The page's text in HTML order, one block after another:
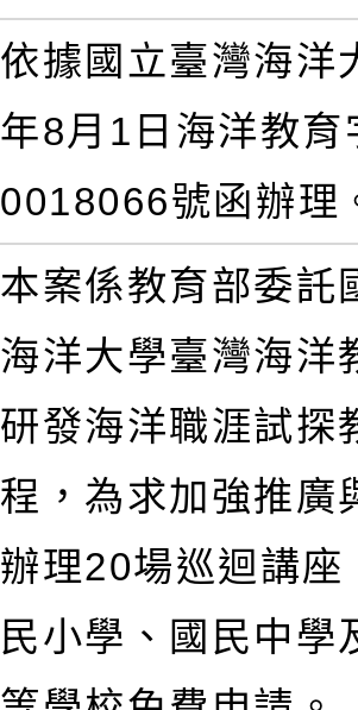
依據國立臺灣海洋
年8月1日海洋教
0018066號函辦理
本案係教育部委託
海洋大學臺灣海洋
研發海洋職涯試探
程，為求加強推廣
辦理20場巡迴講座
民小學、國民中學